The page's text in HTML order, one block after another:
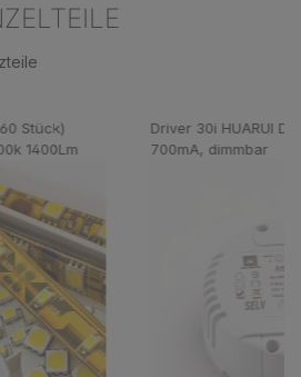
Stück)
1400Lm
Driver 30i HUARUI
700mA, dimmbar